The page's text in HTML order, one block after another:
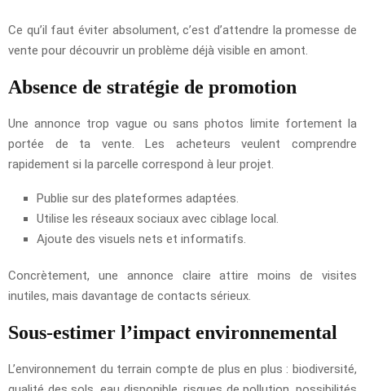
Ce qu’il faut éviter absolument, c’est d’attendre la promesse de
vente pour découvrir un problème déjà visible en amont.
Absence de stratégie de promotion
Une annonce trop vague ou sans photos limite fortement la
portée de ta vente. Les acheteurs veulent comprendre
rapidement si la parcelle correspond à leur projet.
Publie sur des plateformes adaptées.
Utilise les réseaux sociaux avec ciblage local.
Ajoute des visuels nets et informatifs.
Concrètement, une annonce claire attire moins de visites
inutiles, mais davantage de contacts sérieux.
Sous-estimer l’impact environnemental
L’environnement du terrain compte de plus en plus : biodiversité,